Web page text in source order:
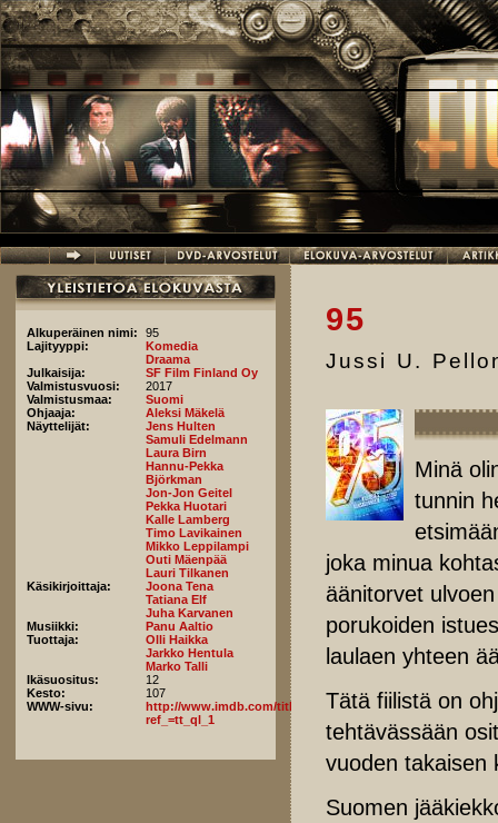
Hyppää pääsisältöön
Alkuperäinen nimi:
95
Lajityyppi:
Komedia
Draama
Julkaisija:
SF Film Finland Oy
Valmistusvuosi:
2017
Valmistusmaa:
Suomi
Ohjaaja:
Aleksi Mäkelä
Näyttelijät:
Jens Hulten
Samuli Edelmann
Laura Birn
Hannu-Pekka
Björkman
Jon-Jon Geitel
Pekka Huotari
Kalle Lamberg
Timo Lavikainen
Mikko Leppilampi
Outi Mäenpää
Lauri Tilkanen
Käsikirjoittaja:
Joona Tena
Tatiana Elf
Juha Karvanen
Musiikki:
Panu Aaltio
Tuottaja:
Olli Haikka
Jarkko Hentula
Marko Talli
Ikäsuositus:
12
Kesto:
107
WWW-sivu:
http://www.imdb.com/title/tt6489100/fullcredits?
ref_=tt_ql_1
95
Jussi U.
Minä
tunnin
joka minua
äänitorvet
porukoiden
laulaen yhteen
Tätä fiilistä on
tehtävässään
vuoden takaisen
Suomen